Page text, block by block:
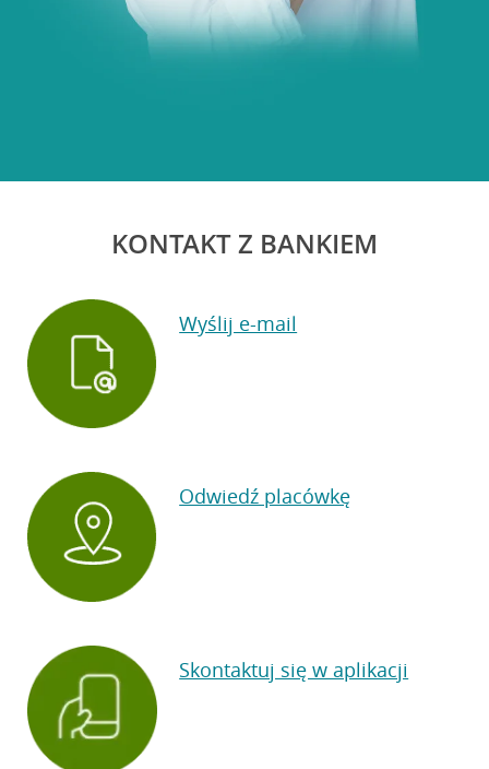
KONTAKT Z BANKIEM
Wyślij e-mail
Odwiedź placówkę
Skontaktuj się w aplikacji